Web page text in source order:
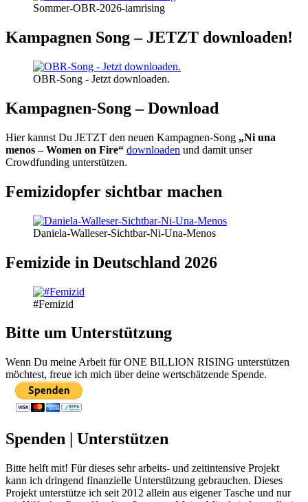
Sommer-OBR-2026-iamrising
Kampagnen Song – JETZT downloaden!
OBR-Song - Jetzt downloaden.
Kampagnen-Song – Download
Hier kannst Du JETZT den neuen Kampagnen-Song „Ni una
menos – Women on Fire“ downloaden und damit unser
Crowdfunding unterstützen.
Femizidopfer sichtbar machen
Daniela-Walleser-Sichtbar-Ni-Una-Menos
Femizide in Deutschland 2026
#Femizid
Bitte um Unterstützung
Wenn Du meine Arbeit für ONE BILLION RISING unterstützen
möchtest, freue ich mich über deine wertschätzende Spende.
Spenden | Unterstützen
Bitte helft mit! Für dieses sehr arbeits- und zeitintensive Projekt
kann ich dringend finanzielle Unterstützung gebrauchen. Dieses
Projekt unterstütze ich seit 2012 allein aus eigener Tasche und nur